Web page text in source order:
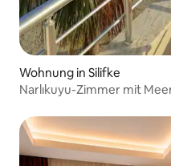
Wohnung in Silifke
Narlıkuyu-Zimmer mit